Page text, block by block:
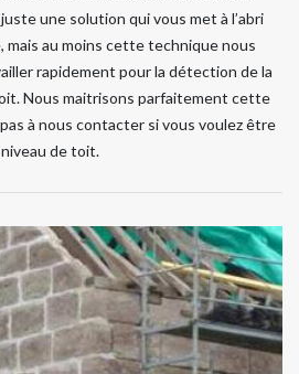
une solution qui vous met à l’abri
au moins cette technique nous
rapidement pour la détection de la
Nous maitrisons parfaitement cette
à nous contacter si vous voulez être
de toit.